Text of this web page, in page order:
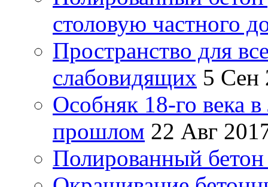
столовую частного
Пространство для
слабовидящих 5 Сен
Особняк 18-го века
прошлом 22 Авг
Полированный